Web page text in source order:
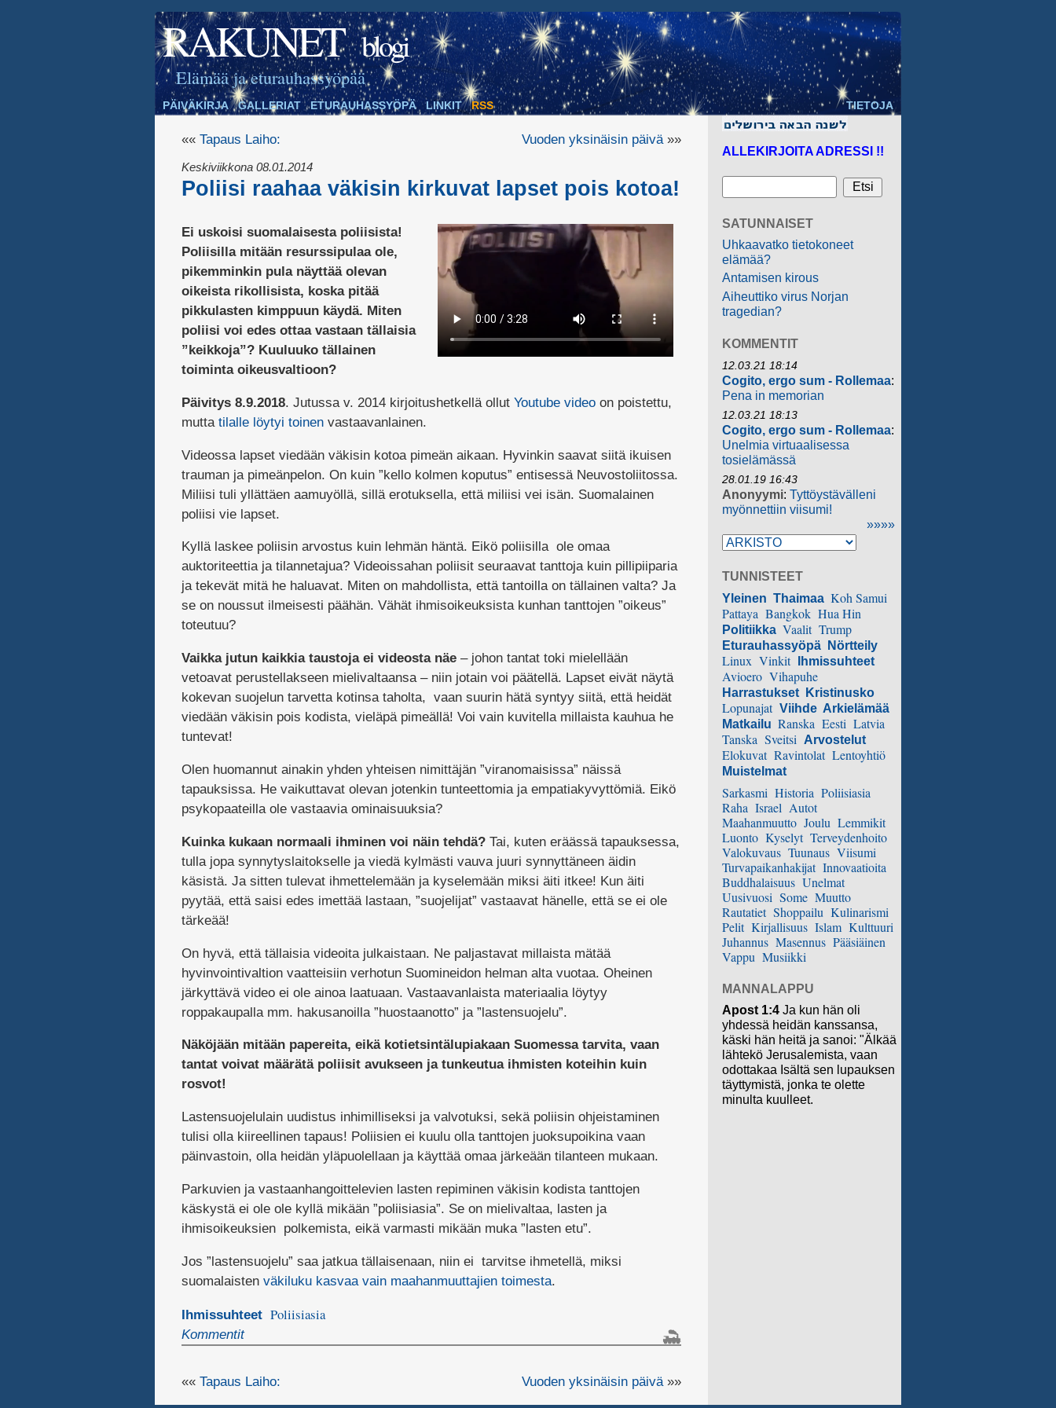
RAKUNET blogi
Elämää ja eturauhassyöpää
PÄIVÄKIRJA GALLERIAT ETURAUHASSYÖPÄ LINKIT RSS TIETOJA
«« Tapaus Laiho: Vuoden yksinäisin päivä»»
Keskiviikkona 08.01.2014
Poliisi raahaa väkisin kirkuvat lapset pois kotoa!
Ei uskoisi suomalaisesta poliisista!
Poliisilla mitään resurssipulaa ole,
pikemminkin pula näyttää olevan
oikeista rikollisista, koska pitää
pikkulasten kimppuun käydä. Miten
poliisi voi edes ottaa vastaan tällaisia
”keikkoja”? Kuuluuko tällainen
toiminta oikeusvaltioon?
Päivitys 8.9.2018. Jutussa v. 2014 kirjoitushetkellä ollut Youtube videoon poistettu,
mutta tilalle löytyi toinenvastaavanlainen.
Videossa lapset viedään väkisin kotoa pimeän aikaan. Hyvinkin saavat siitä ikuisen
trauman ja pimeänpelon. On kuin ”kello kolmen koputus” entisessä Neuvostoliitossa.
Miliisi tuli yllättäen aamuyöllä, sillä erotuksella, että miliisi vei isän. Suomalainen
poliisi vie lapset.
Kyllä laskee poliisin arvostus kuin lehmän häntä. Eikö poliisilla ole omaa
auktoriteettia ja tilannetajua? Videoissahan poliisit seuraavat tanttoja kuin pillipiiparia
ja tekevät mitä he haluavat. Miten on mahdollista, että tantoilla on tällainen valta? Ja
se on noussut ilmeisesti päähän. Vähät ihmisoikeuksista kunhan tanttojen ”oikeus”
toteutuu?
Vaikka jutun kaikkia taustoja ei videosta näe– johon tantat toki mielellään
vetoavat perustellakseen mielivaltaansa – niin jotain voi päätellä. Lapset eivät näytä
kokevan suojelun tarvetta kotinsa taholta, vaan suurin hätä syntyy siitä, että heidät
viedään väkisin pois kodista, vieläpä pimeällä! Voi vain kuvitella millaista kauhua he
tuntevat!
Olen huomannut ainakin yhden yhteisen nimittäjän ”viranomaisissa” näissä
tapauksissa. He vaikuttavat olevan jotenkin tunteettomia ja empatiakyvyttömiä. Eikö
psykopaateilla ole vastaavia ominaisuuksia?
Kuinka kukaan normaali ihminen voi näin tehdä?Tai, kuten eräässä tapauksessa,
tulla jopa synnytyslaitokselle ja viedä kylmästi vauva juuri synnyttäneen äidin
käsistä. Ja sitten tulevat ihmettelemään ja kyselemään miksi äiti itkee! Kun äiti
pyytää, että saisi edes imettää lastaan, ”suojelijat” vastaavat hänelle, että se ei ole
tärkeää!
On hyvä, että tällaisia videoita julkaistaan. Ne paljastavat millaista mätää
hyvinvointivaltion vaatteisiin verhotun Suomineidon helman alta vuotaa. Oheinen
järkyttävä video ei ole ainoa laatuaan. Vastaavanlaista materiaalia löytyy
roppakaupalla mm. hakusanoilla ”huostaanotto” ja ”lastensuojelu”.
Näköjään mitään papereita, eikä kotietsintälupiakaan Suomessa tarvita, vaan
tantat voivat määrätä poliisit avukseen ja tunkeutua ihmisten koteihin kuin
rosvot!
Lastensuojelulain uudistus inhimilliseksi ja valvotuksi, sekä poliisin ohjeistaminen
tulisi olla kiireellinen tapaus! Poliisien ei kuulu olla tanttojen juoksupoikina vaan
päinvastoin, olla heidän yläpuolellaan ja käyttää omaa järkeään tilanteen mukaan.
Parkuvien ja vastaanhangoittelevien lasten repiminen väkisin kodista tanttojen
käskystä ei ole ole kyllä mikään ”poliisiasia”. Se on mielivaltaa, lasten ja
ihmisoikeuksien polkemista, eikä varmasti mikään muka ”lasten etu”.
Jos ”lastensuojelu” saa jatkua tällaisenaan, niin ei tarvitse ihmetellä, miksi
suomalaisten väkiluku kasvaa vain maahanmuuttajien toimesta.
Ihmissuhteet Poliisiasia
Kommentit
«« Tapaus Laiho: Vuoden yksinäisin päivä»»
ALLEKIRJOITA ADRESSI !!
SATUNNAISET
Uhkaavatko tietokoneet
elämää?
Antamisen kirous
Aiheuttiko virus Norjan
tragedian?
KOMMENTIT
12.03.21 18:14
Cogito, ergo sum - Rollemaa:
Pena in memorian
12.03.21 18:13
Cogito, ergo sum - Rollemaa:
Unelmia virtuaalisessa
tosielämässä
28.01.19 16:43
Anonyymi: Tyttöystävälleni
myönnettiin viisumi!
»»»»
TUNNISTEET
Yleinen Thaimaa Koh Samui
Pattaya Bangkok Hua Hin
Politiikka Vaalit Trump
Eturauhassyöpä Nörtteily
Linux Vinkit Ihmissuhteet
Avioero Vihapuhe
Harrastukset Kristinusko
Lopunajat Viihde Arkielämää
Matkailu Ranska Eesti Latvia
Tanska Sveitsi Arvostelut
Elokuvat Ravintolat Lentoyhtiö
Muistelmat
Sarkasmi Historia Poliisiasia
Raha Israel Autot
Maahanmuutto Joulu Lemmikit
Luonto Kyselyt Terveydenhoito
Valokuvaus Tuunaus Viisumi
Turvapaikanhakijat Innovaatioita
Buddhalaisuus Unelmat
Uusivuosi Some Muutto
Rautatiet Shoppailu Kulinarismi
Pelit Kirjallisuus Islam Kulttuuri
Juhannus Masennus Pääsiäinen
Vappu Musiikki
MANNALAPPU
Apost 1:4 Ja kun hän oli
yhdessä heidän kanssansa,
käski hän heitä ja sanoi: "Älkää
lähtekö Jerusalemista, vaan
odottakaa Isältä sen lupauksen
täyttymistä, jonka te olette
minulta kuulleet.